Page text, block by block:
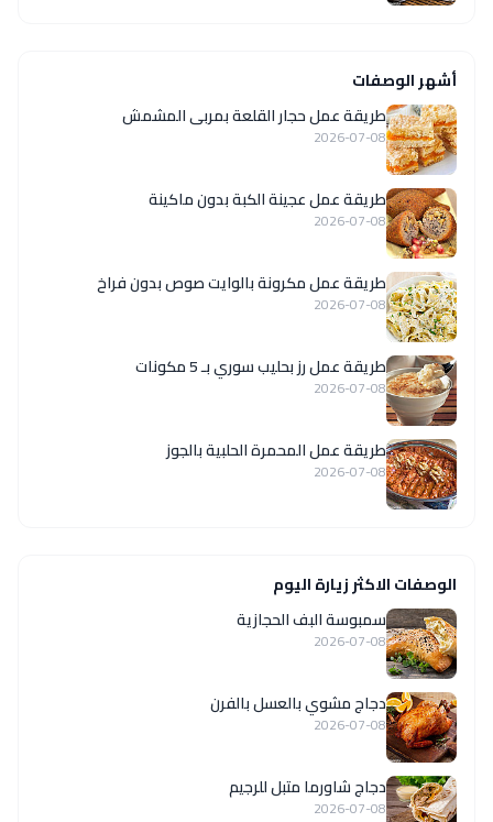
أشهر الوصفات
طريقة عمل حجار القلعة بمربى المشمش
2026-07-08
طريقة عمل عجينة الكبة بدون ماكينة
2026-07-08
طريقة عمل مكرونة بالوايت صوص بدون فراخ
2026-07-08
طريقة عمل رز بحليب سوري بـ 5 مكونات
2026-07-08
طريقة عمل المحمرة الحلبية بالجوز
2026-07-08
الوصفات الاكثر زيارة اليوم
سمبوسة البف الحجازية
2026-07-08
دجاج مشوي بالعسل بالفرن
2026-07-08
دجاج شاورما متبل للرجيم
2026-07-08